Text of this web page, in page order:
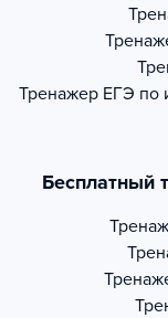
Тренажер ЕГЭ по
Бесплатный